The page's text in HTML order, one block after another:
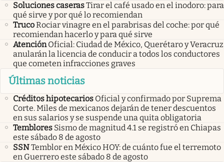
Soluciones caserasTirar el café usado en el inodoro: para
qué sirve y por qué lo recomiendan
TrucoRociar vinagre en el parabrisas del coche: por qué
recomiendan hacerlo y para qué sirve
Atención Oficial: Ciudad de México, Querétaro y Veracruz
anularán la licencia de conducir a todos los conductores
que cometen infracciones graves
Últimas noticias
Créditos hipotecarios Oficial y confirmado por Suprema
Corte. Miles de mexicanos dejarán de tener descuentos
en sus salarios y se suspende una quita obligatoria
Temblores Sismo de magnitud 4.1 se registró en Chiapas
este sábado 8 de agosto
SSNTemblor en México HOY: de cuánto fue el terremoto
en Guerrero este sábado 8 de agosto